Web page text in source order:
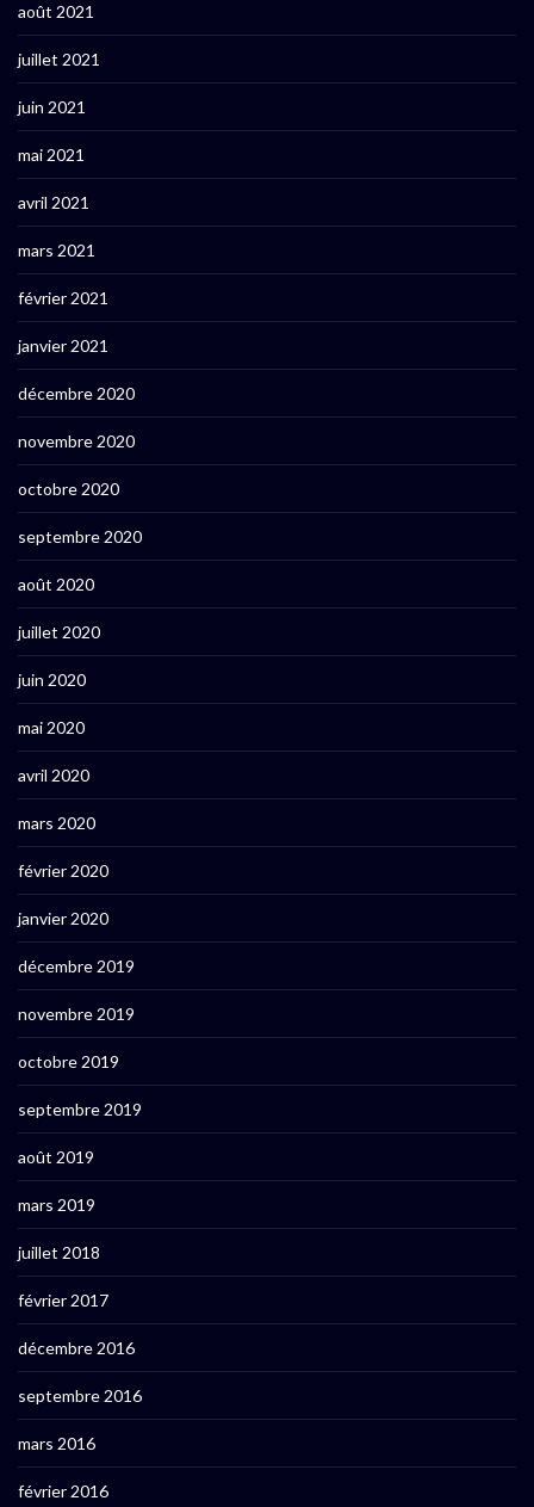
août 2021
juillet 2021
juin 2021
mai 2021
avril 2021
mars 2021
février 2021
janvier 2021
décembre 2020
novembre 2020
octobre 2020
septembre 2020
août 2020
juillet 2020
juin 2020
mai 2020
avril 2020
mars 2020
février 2020
janvier 2020
décembre 2019
novembre 2019
octobre 2019
septembre 2019
août 2019
mars 2019
juillet 2018
février 2017
décembre 2016
septembre 2016
mars 2016
février 2016